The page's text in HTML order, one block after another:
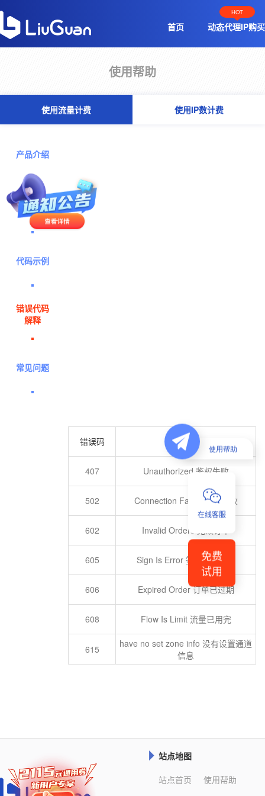
首页
HOT
动态代理IP购买
使用帮助
使用流量计费 使用IP数计费
产品介绍
接入指南
代码示例
错误代码
解释
常见问题
错误码 错误解释
407 Unauthorized 鉴权失败
502 Connection Failed 连接失败
602 Invalid Orders 无效订单
605 Sign Is Error 签名计算错误
606 Expired Order 订单已过期
608 Flow Is Limit 流量已用完
615
have no set zone info 没有设置通道
信息
在线客服
免费
试用
 站点地图
站点首页
使用帮助